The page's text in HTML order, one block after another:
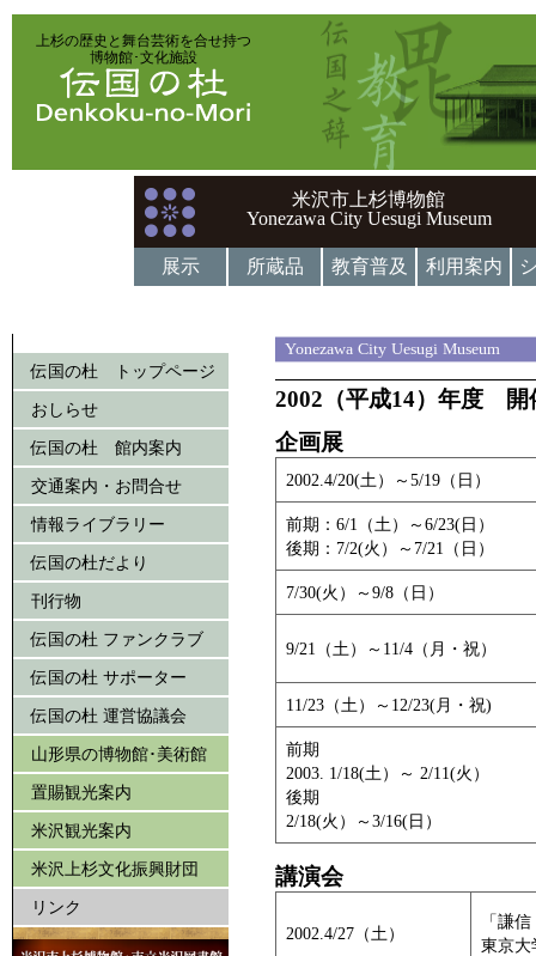
上杉の歴史と舞台芸術を合せ持つ
博物館･文化施設
米沢市上杉博物館
Yonezawa City Uesugi Museum
展示 所蔵品 教育普及 利用案内
伝国の杜 トップページ
おしらせ
伝国の杜 館内案内
交通案内・お問合せ
情報ライブラリー
伝国の杜だより
刊行物
伝国の杜 ファンクラブ
伝国の杜 サポーター
伝国の杜 運営協議会
山形県の博物館･美術館
置賜観光案内
米沢観光案内
米沢上杉文化振興財団
リンク
Yonezawa City Uesugi Museum
2002（平成14）年度 開
企画展
2002.4/20(土）～5/19（日）
前期：6/1（土）～6/23(日）
後期：7/2(火）～7/21（日）
7/30(火）～9/8（日）
9/21（土）～11/4（月・祝）
11/23（土）～12/23(月・祝)
前期
2003. 1/18(土）～ 2/11(火）
後期
2/18(火）～3/16(日）
講演会
2002.4/27（土）
「謙
東京